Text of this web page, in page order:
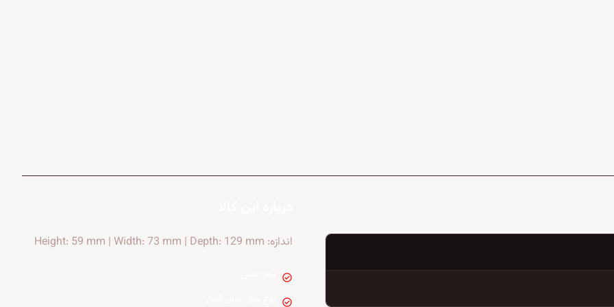
اندازه: Height: 59 mm | Width: 73 mm | Depth: 129 mm
check_circle
check_circle